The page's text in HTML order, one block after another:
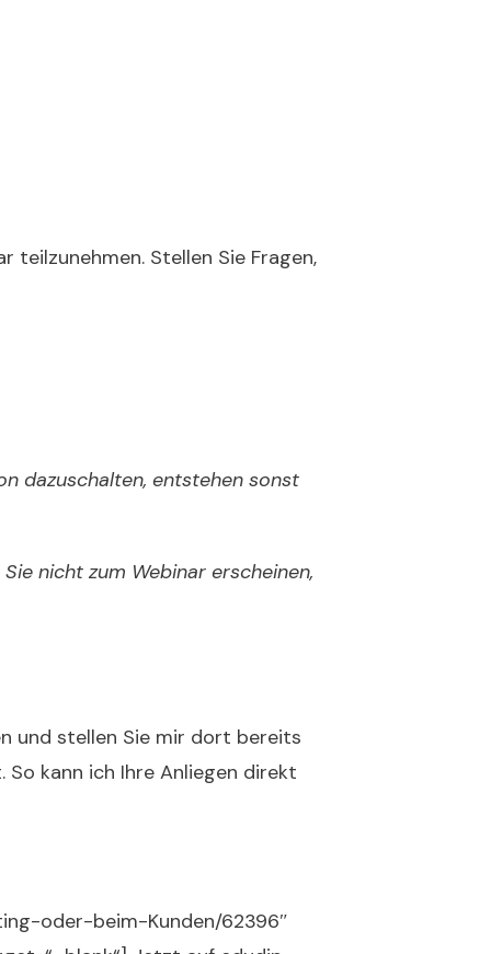
teilzunehmen. Stellen Sie Fragen,
dazuschalten, entstehen sonst
nicht zum Webinar erscheinen,
und stellen Sie mir dort bereits
kann ich Ihre Anliegen direkt
oder-beim-Kunden/62396″